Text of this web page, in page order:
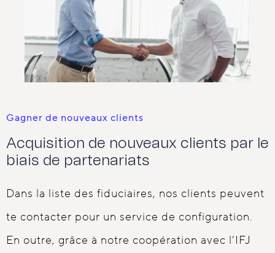
Gagner de nouveaux clients
Acquisition de nouveaux clients par le
biais de partenariats
Dans la liste des fiduciaires, nos clients peuvent
te contacter pour un service de configuration.
En outre, grâce à notre coopération avec l’IFJ